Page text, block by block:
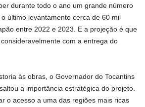
durante todo o ano um grande número
último levantamento cerca de 60 mil
entre 2022 e 2023. E a projeção é que
com a entrega do
às obras, o Governador do Tocantins
a importância estratégica do projeto.
o acesso a uma das regiões mais ricas